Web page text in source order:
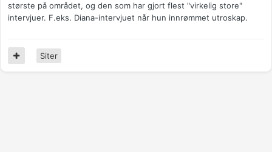
største på området, og den som har gjort flest "virkelig store"
intervjuer. F.eks. Diana-intervjuet når hun innrømmet utroskap.
Siter